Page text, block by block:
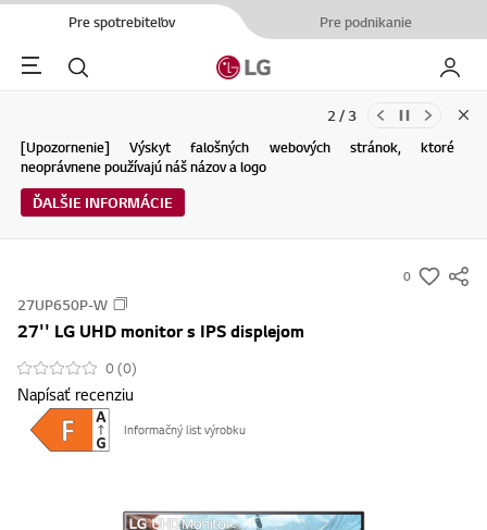
Pre spotrebiteľov Pre podnikanie
Menu Hľadať Moje
Aktualizácie Podmienok používania služby spoločnosti LG Electronics
a Zásad ochrany osobných údajov (04.29.2026)
[Upozornenie] Výskyt falošných webových stránok, ktoré
neoprávnene používajú náš názov a logo
ĎALŠIE INFORMÁCIE
2 / 3
0
s
27UP650P-W
27'' LG UHD monitor s IPS displejom
0 (0)
Napísať recenziu
Informačný list výrobku